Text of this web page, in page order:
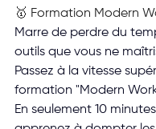
🥇 Formation Modern
Marre de perdre du
outils que vous ne
Passez à la vitesse
formation "Modern
En seulement 10